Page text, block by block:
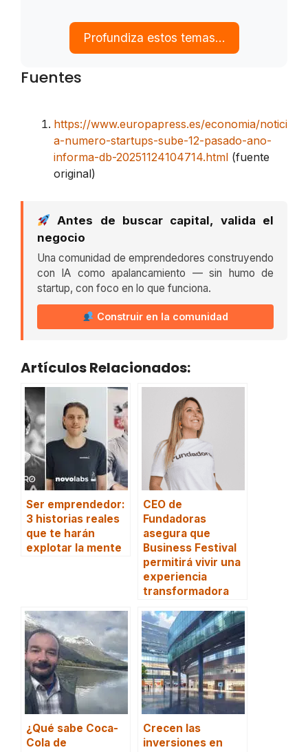
Profundiza estos temas…
Fuentes
https://www.europapress.es/economia/notici
a-numero-startups-sube-12-pasado-ano-
informa-db-20251124104714.html (fuente
original)
Antes de buscar capital, valida el
negocio
Una comunidad de emprendedores construyendo
con IA como apalancamiento — sin humo de
startup, con foco en lo que funciona.
Construir en la comunidad
Artículos Relacionados:
Ser emprendedor:
3 historias reales
que te harán
explotar la mente
CEO de
Fundadoras
asegura que
Business Festival
permitirá vivir una
experiencia
transformadora
¿Qué sabe Coca-
Cola de
Crecen las
inversiones en